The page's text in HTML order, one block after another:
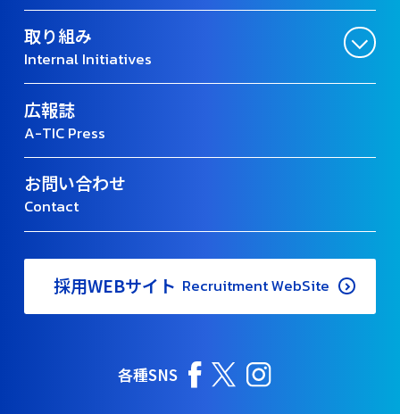
取り組み
Internal Initiatives
広報誌
A-TIC Press
お問い合わせ
Contact
採用WEBサイト Recruitment WebSite
各種SNS